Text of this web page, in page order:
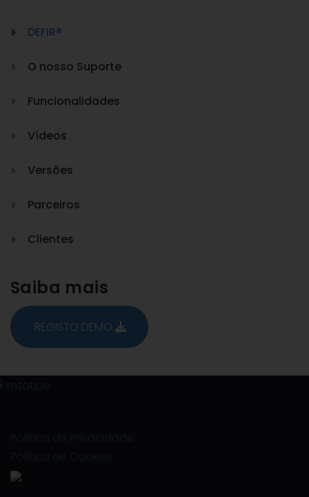
DEFIR®
O nosso Suporte
Funcionalidades
Vídeos
Versões
Parceiros
Clientes
Saiba mais
REGISTO DEMO
Política de Privacidade
Política de Cookies